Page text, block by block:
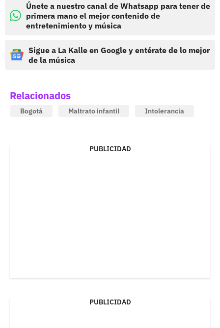
Únete a nuestro canal de Whatsapp para tener de
primera mano el mejor contenido de
entretenimiento y música
Sigue a La Kalle en Google y entérate de lo mejor
de la música
Relacionados
Bogotá Maltrato infantil Intolerancia
PUBLICIDAD
PUBLICIDAD